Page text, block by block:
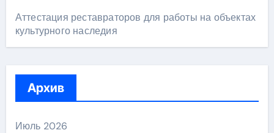
Аттестация реставраторов для работы на объектах
культурного наследия
Архив
Июль 2026